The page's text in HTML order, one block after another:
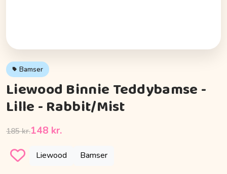
Bamser
Liewood Binnie Teddybamse -
Lille - Rabbit/Mist
185 kr.148 kr.
Liewood Bamser